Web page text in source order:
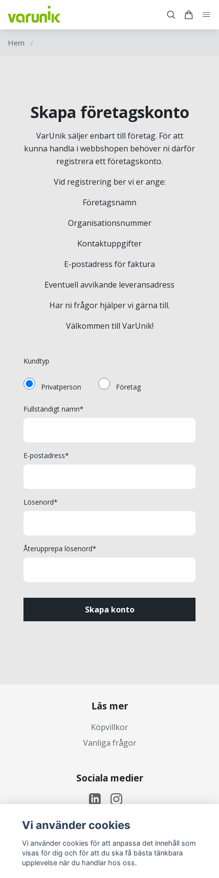
Hem /
Skapa företagskonto
VarUnik säljer enbart till företag. För att
kunna handla i webbshopen behöver ni därför
registrera ett företagskonto.
Vid registrering ber vi er ange:
Företagsnamn
Organisationsnummer
Kontaktuppgifter
E-postadress för faktura
Eventuell avvikande leveransadress
Har ni frågor hjälper vi gärna till.
Välkommen till VarUnik!
Kundtyp
Privatperson Företag
Fullständigt namn*
E-postadress*
Lösenord*
Återupprepa lösenord*
Läs mer
Köpvillkor
Vanliga frågor
Sociala medier
Prenumerera på vårt nyhetsbrev
Vi använder cookies
Vi använder cookies för att anpassa det innehåll som
visas för dig och för att du ska få bästa tänkbara
upplevelse när du handlar hos oss.